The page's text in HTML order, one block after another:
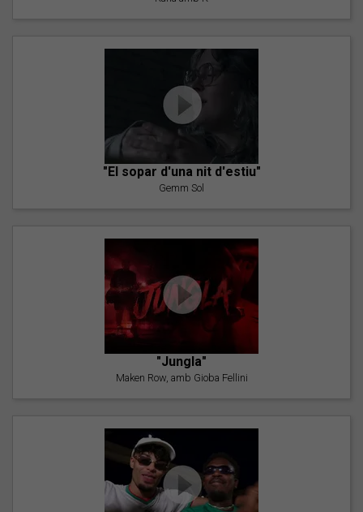
"El sopar d'una nit d'estiu"
Gemm Sol
"Jungla"
Maken Row, amb Gioba Fellini